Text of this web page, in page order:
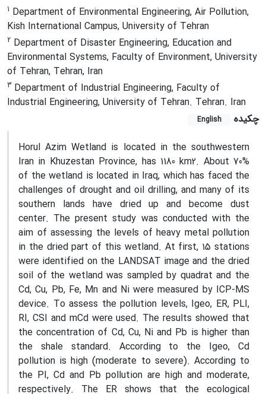
1 Department of Environmental Engineering, Air Pollution,
Kish International Campus, University of Tehran
2 Department of Disaster Engineering, Education and
Environmental Systems, Faculty of Environment, University
of Tehran, Tehran, Iran
3 Department of Industrial Engineering, Faculty of
Industrial Engineering, University of Tehran. Tehran. Iran
چکیده
English
Horul Azim Wetland is located in the southwestern
Iran in Khuzestan Province, has 1180 km2. About 70%
of the wetland is located in Iraq, which has faced the
challenges of drought and oil drilling, and many of its
southern lands have dried up and become dust
center. The present study was conducted with the
aim of assessing the levels of heavy metal pollution
in the dried part of this wetland. At first, 15 stations
were identified on the LANDSAT image and the dried
soil of the wetland was sampled by quadrat and the
Cd, Cu, Pb, Fe, Mn and Ni were measured by ICP-MS
device. To assess the pollution levels, Igeo, ER, PLI,
RI, CSI and mCd were used. The results showed that
the concentration of Cd, Cu, Ni and Pb is higher than
the shale standard. According to the Igeo, Cd
pollution is high (moderate to severe). According to
the PI, Cd and Pb pollution are high and moderate,
respectively. The ER shows that the ecological